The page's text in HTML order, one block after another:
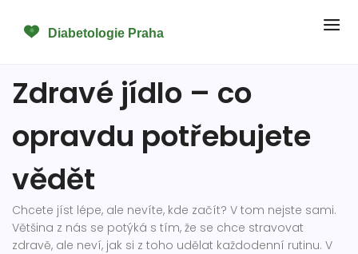
Zdravé jídlo – co
opravdu potřebujete
vědět
Chcete jíst lépe, ale nevíte, kde začít? V tom nejste sami.
Většina z nás se potýká s tím, že se chce stravovat
zdravě, ale neví, jak si z toho udělat každodenní rutinu. V